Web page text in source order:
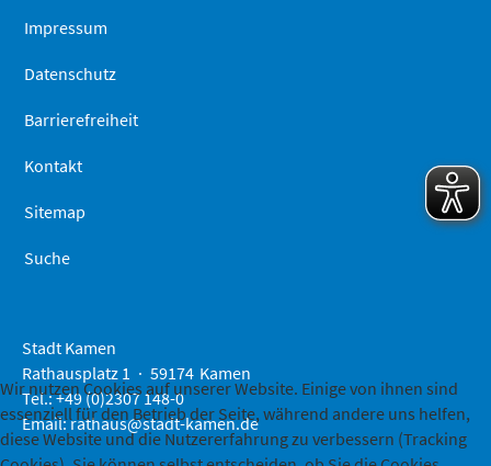
Impressum
Datenschutz
Barrierefreiheit
Kontakt
Sitemap
Suche
Stadt Kamen
Rathausplatz 1
59174 Kamen
Tel.: +49 (0)2307 148-0
Email:rathaus@stadt-kamen.de
Wir nutzen Cookies auf unserer Website. Einige von ihnen sind
essenziell für den Betrieb der Seite, während andere uns helfen,
diese Website und die Nutzererfahrung zu verbessern (Tracking